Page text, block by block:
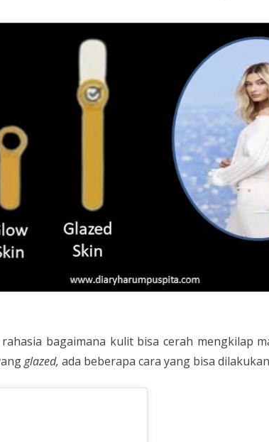
bagaimana kulit bisa cerah mengkilap
glazed, ada beberapa cara yang bisa